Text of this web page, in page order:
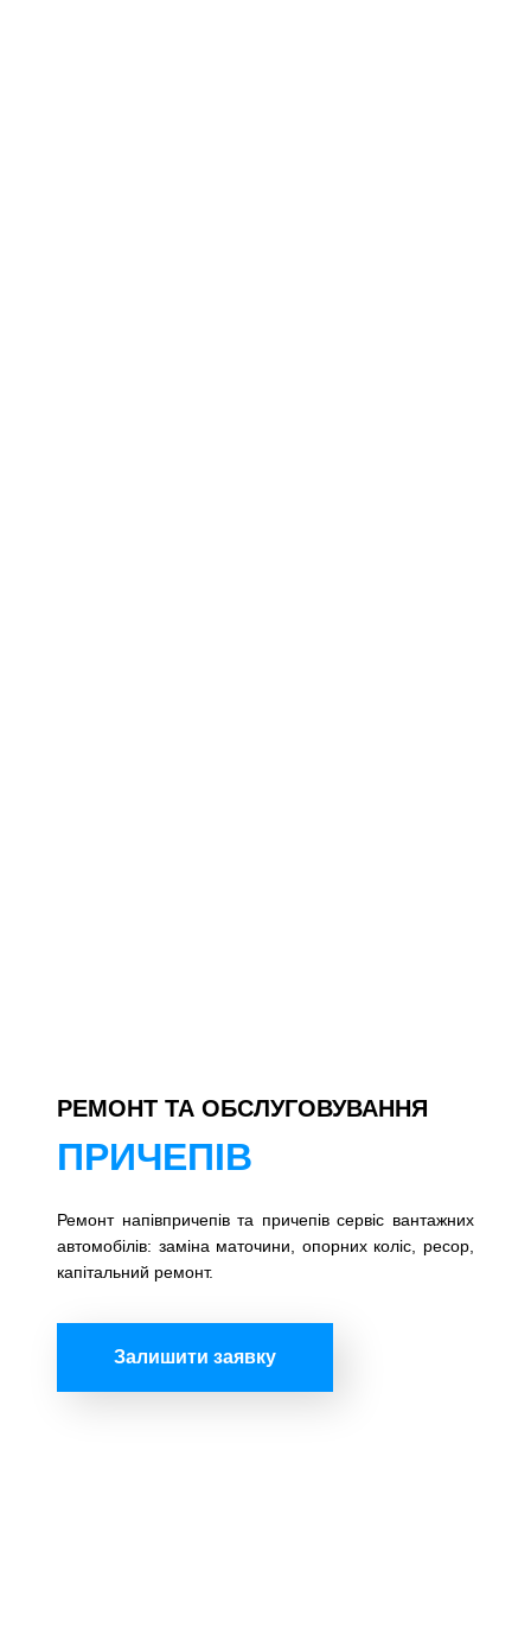
РЕМОНТ ТА ОБСЛУГОВУВАННЯ
ПРИЧЕПІВ
Ремонт напівпричепів та причепів сервіс вантажних
автомобілів: заміна маточини, опорних коліс, ресор,
капітальний ремонт.
Залишити заявку